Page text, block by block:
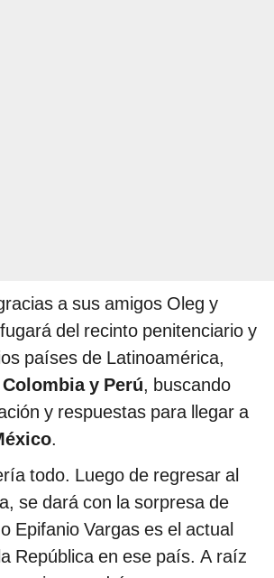
a sus amigos Oleg y
del recinto penitenciario y
países de Latinoamérica,
y Perú, buscando
y respuestas para llegar a
.
todo. Luego de regresar al
se dará con la sorpresa de
Epifanio Vargas es el actual
República en ese país. A raíz